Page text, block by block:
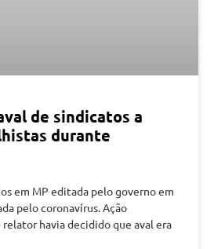
de sindicatos a
durante
em MP editada pelo governo em
pelo coronavírus. Ação
havia decidido que aval era